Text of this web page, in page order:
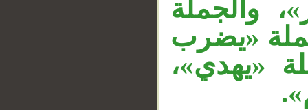
والجملة
«يضرب
«يهدي»،